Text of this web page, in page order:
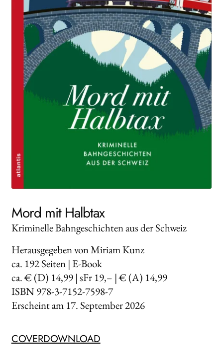
Mord mit Halbtax
Kriminelle Bahngeschichten aus der Schweiz
Herausgegeben von Miriam Kunz
ca. 192Seiten | E-Book
ca. € (D) 14,99 | sFr 19,– | € (A) 14,99
ISBN 978-3-7152-7598-7
Erscheint am 17. September 2026
COVERDOWNLOAD